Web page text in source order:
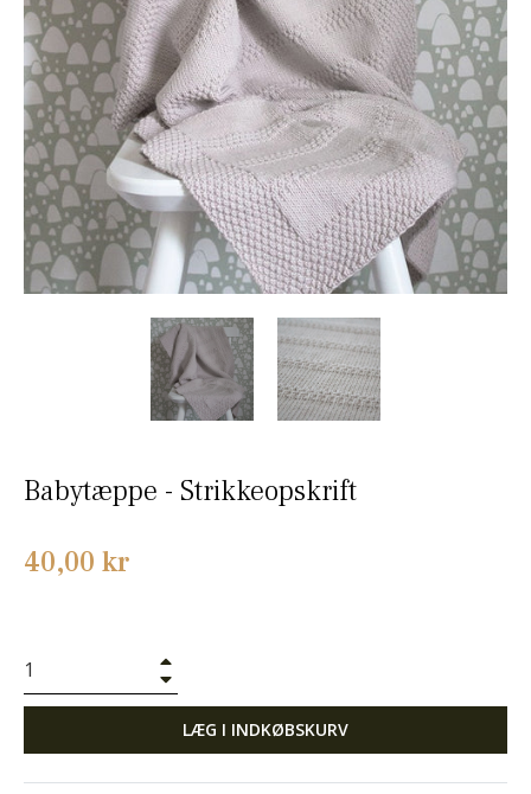
Babytæppe - Strikkeopskrift
Normalpris
40,00 kr
LÆG I INDKØBSKURV